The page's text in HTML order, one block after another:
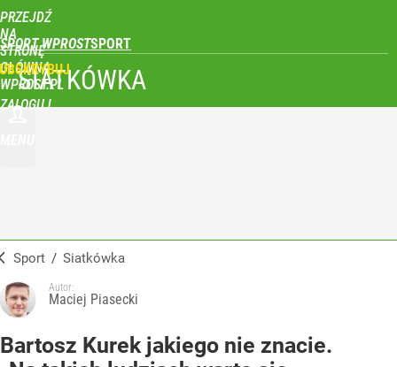
PRZEJDŹ
NA
STRONĘ
GŁÓWNĄ
WPROST.PL
SPORT WPROST
ZALOGUJ
SIATKÓWKA
Sport / Siatkówka
Autor:
Maciej Piasecki
Bartosz Kurek jakiego nie znacie.